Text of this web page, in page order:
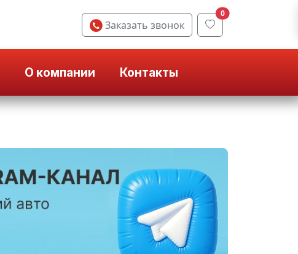
Заказать звонок
0
О компании Контакты